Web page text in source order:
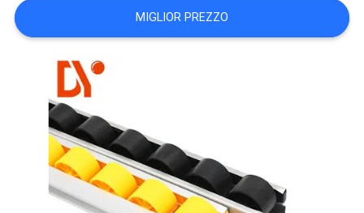
RICHIEDA
UNA
CITAZIONE
MAPPA
SITO
MIGLIOR PREZZO